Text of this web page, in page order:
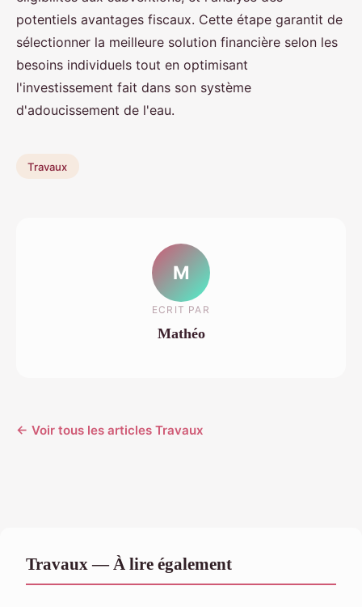
potentiels avantages fiscaux. Cette étape garantit de
sélectionner la meilleure solution financière selon les
besoins individuels tout en optimisant
l'investissement fait dans son système
d'adoucissement de l'eau.
Travaux
M
ECRIT PAR
Mathéo
← Voir tous les articles Travaux
Travaux — À lire également